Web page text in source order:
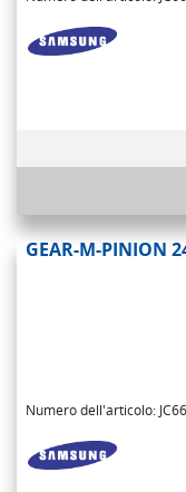
GEAR-M-PINION
Numero dell'articolo: